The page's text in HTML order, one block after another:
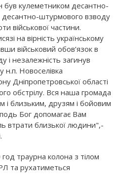
був кулеметником десантно-
десантно-штурмового взводу
військової частини.
на вірність українському
військовий обов’язок в
і незалежність загинув
н.п. Новоселівка
Дніпропетровської області
обстрілу. Вся наша громада
і близьким, друзям і бойовим
Бог допомагає Вам
втрати близької людини",-
траурна колона з тілом
та рухатиметься